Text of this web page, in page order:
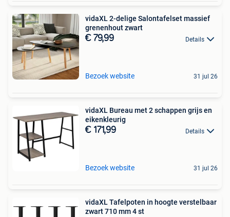
vidaXL 2-delige Salontafelset massief
grenenhout zwart
€ 79,99 Details
Bezoek website 31 jul 26
vidaXL Bureau met 2 schappen grijs en
eikenkleurig
€ 171,99 Details
Bezoek website 31 jul 26
vidaXL Tafelpoten in hoogte verstelbaar
zwart 710 mm 4 st